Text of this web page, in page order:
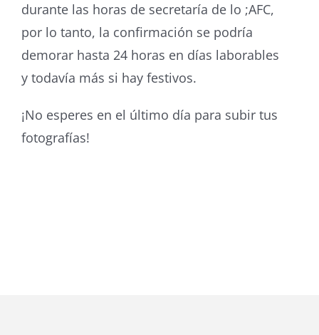
durante las horas de secretaría de lo ;AFC,
por lo tanto, la confirmación se podría
demorar hasta 24 horas en días laborables
y todavía más si hay festivos.
¡No esperes en el último día para subir tus
fotografías!